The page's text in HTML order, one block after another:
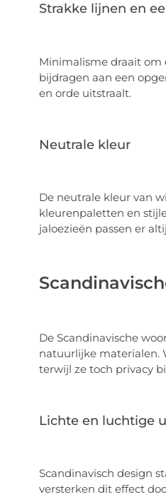
Strakke lijnen en
Minimalisme draait om
bijdragen aan een
en orde uitstraalt.
Neutrale kleur
De neutrale kleur van
kleurenpaletten en
jaloezieën passen er
De Scandinavische
natuurlijke materialen.
terwijl ze toch privacy
Lichte en luchtige
Scandinavisch design
versterken dit effect